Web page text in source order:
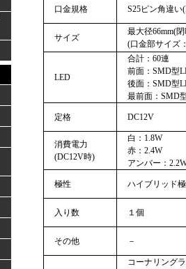
口金規格 S25ピン角違い
サイズ
最大径66mm(
(口金部サイズ
LED
合計：60連
前面：SMD型
後面：SMD型
最前面：SMD
定格 DC12V
消費電力
(DC12V時)
白：1.8W
赤：2.4W
アンバー：
極性 ハイブリッド
入り数 １個
その他 －
コーナリング